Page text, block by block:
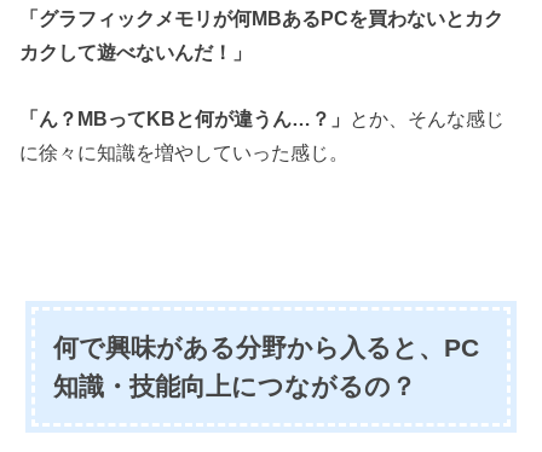
「グラフィックメモリが何MBあるPCを買わないとカク
カクして遊べないんだ！」
「ん？MBってKBと何が違うん…？」 とか、そんな感じ
に徐々に知識を増やしていった感じ。
何で興味がある分野から入ると、PC
知識・技能向上につながるの？